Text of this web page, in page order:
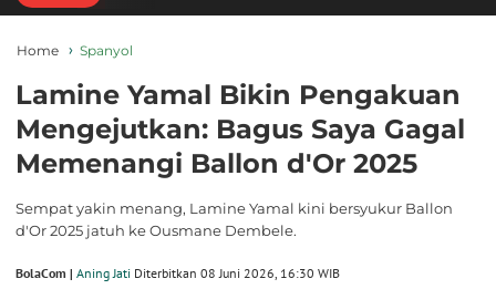
Home Spanyol
Lamine Yamal Bikin Pengakuan
Mengejutkan: Bagus Saya Gagal
Memenangi Ballon d'Or 2025
Sempat yakin menang, Lamine Yamal kini bersyukur Ballon
d'Or 2025 jatuh ke Ousmane Dembele.
BolaCom | Aning Jati Diterbitkan 08 Juni 2026, 16:30 WIB